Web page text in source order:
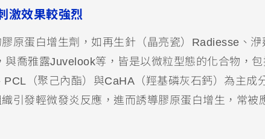
激效果較強烈
原蛋白增生劑，如再生針（晶亮瓷）Radiesse、洢
喬雅露Juvelook等，皆是以微粒型態的化合物，
（聚己內酯）與CaHA（羥基磷灰石鈣）為主成
引發輕微發炎反應，進而誘導膠原蛋白增生，常被